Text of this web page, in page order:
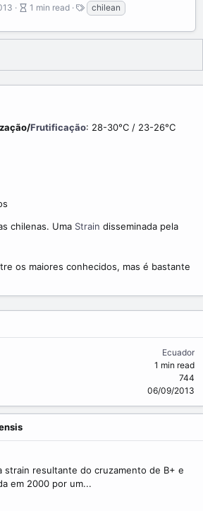
A
t
l
e
d
1 min read
T
a
g
chilean
Frutificação: 28-30°C / 23-26°C
chilenas. Uma Strain disseminada pela
os maiores conhecidos, mas é bastante
Ecuador
1 min read
744
06/09/2013
strain resultante do cruzamento de B+ e
em 2000 por um...